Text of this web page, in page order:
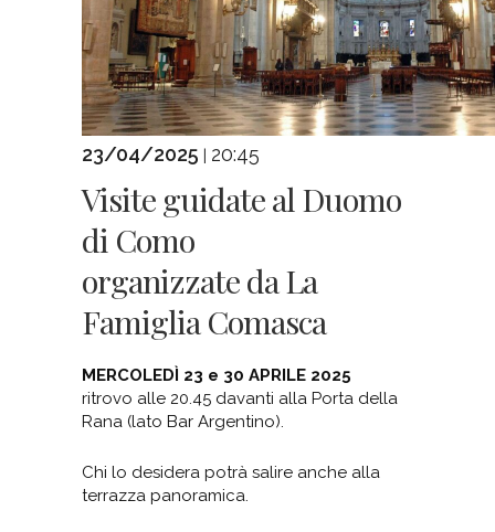
23/04/2025 | 20:45
Visite guidate al Duomo
di Como
organizzate da La
Famiglia Comasca
MERCOLEDÌ 23 e 30 APRILE 2025
ritrovo alle 20.45 davanti alla Porta della
Rana (lato Bar Argentino).
Chi lo desidera potrà salire anche alla
terrazza panoramica.